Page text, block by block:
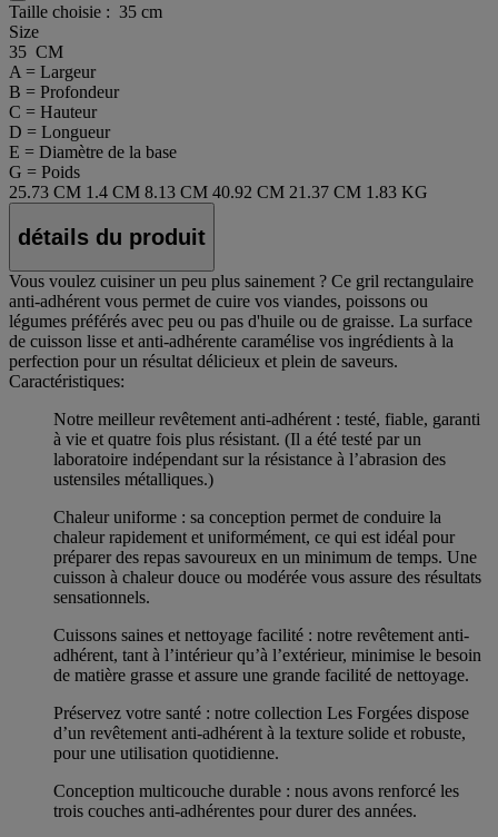
Taille choisie : 35 cm
Size
35 CM
A = Largeur
B = Profondeur
C = Hauteur
D = Longueur
E = Diamètre de la base
G = Poids
25.73 CM 1.4 CM 8.13 CM 40.92 CM 21.37 CM 1.83 KG
détails du produit
Vous voulez cuisiner un peu plus sainement ? Ce gril rectangulaire
anti-adhérent vous permet de cuire vos viandes, poissons ou
légumes préférés avec peu ou pas d'huile ou de graisse. La surface
de cuisson lisse et anti-adhérente caramélise vos ingrédients à la
perfection pour un résultat délicieux et plein de saveurs.
Caractéristiques:
Notre meilleur revêtement anti-adhérent : testé, fiable, garanti
à vie et quatre fois plus résistant. (Il a été testé par un
laboratoire indépendant sur la résistance à l’abrasion des
ustensiles métalliques.)
Chaleur uniforme : sa conception permet de conduire la
chaleur rapidement et uniformément, ce qui est idéal pour
préparer des repas savoureux en un minimum de temps. Une
cuisson à chaleur douce ou modérée vous assure des résultats
sensationnels.
Cuissons saines et nettoyage facilité : notre revêtement anti-
adhérent, tant à l’intérieur qu’à l’extérieur, minimise le besoin
de matière grasse et assure une grande facilité de nettoyage.
Préservez votre santé : notre collection Les Forgées dispose
d’un revêtement anti-adhérent à la texture solide et robuste,
pour une utilisation quotidienne.
Conception multicouche durable : nous avons renforcé les
trois couches anti-adhérentes pour durer des années.